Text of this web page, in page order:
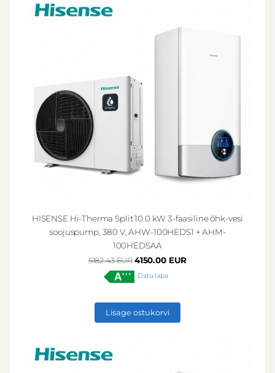
HISENSE Hi-Therma Split 10.0 kW 3-faasiline õhk-vesi
soojuspump, 380 V, AHW-100HEDS1 + AHM-
100HEDSAA
5182.43 EUR 4150.00 EUR
Datu lapa
Lisage ostukorvi